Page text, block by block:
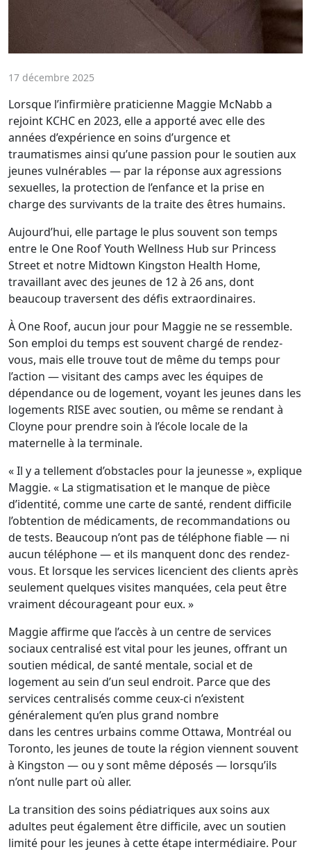
17 décembre 2025
Lorsque l’infirmière praticienne Maggie McNabb a
rejoint KCHC en 2023, elle a apporté avec elle des
années d’expérience en soins d’urgence et
traumatismes ainsi qu’une passion pour le soutien aux
jeunes vulnérables — par la réponse aux agressions
sexuelles, la protection de l’enfance et la prise en
charge des survivants de la traite des êtres humains.
Aujourd’hui, elle partage le plus souvent son temps
entre le One Roof Youth Wellness Hub sur Princess
Street et notre Midtown Kingston Health Home,
travaillant avec des jeunes de 12 à 26 ans, dont
beaucoup traversent des défis extraordinaires.
À One Roof, aucun jour pour Maggie ne se ressemble.
Son emploi du temps est souvent chargé de rendez-
vous, mais elle trouve tout de même du temps pour
l’action — visitant des camps avec les équipes de
dépendance ou de logement, voyant les jeunes dans les
logements RISE avec soutien, ou même se rendant à
Cloyne pour prendre soin à l’école locale de la
maternelle à la terminale.
« Il y a tellement d’obstacles pour la jeunesse », explique
Maggie. « La stigmatisation et le manque de pièce
d’identité, comme une carte de santé, rendent difficile
l’obtention de médicaments, de recommandations ou
de tests. Beaucoup n’ont pas de téléphone fiable — ni
aucun téléphone — et ils manquent donc des rendez-
vous. Et lorsque les services licencient des clients après
seulement quelques visites manquées, cela peut être
vraiment décourageant pour eux. »
Maggie affirme que l’accès à un centre de services
sociaux centralisé est vital pour les jeunes, offrant un
soutien médical, de santé mentale, social et de
logement au sein d’un seul endroit. Parce que des
services centralisés comme ceux-ci n’existent
généralement qu’en plus grand nombre
dans les centres urbains comme Ottawa, Montréal ou
Toronto, les jeunes de toute la région viennent souvent
à Kingston — ou y sont même déposés — lorsqu’ils
n’ont nulle part où aller.
La transition des soins pédiatriques aux soins aux
adultes peut également être difficile, avec un soutien
limité pour les jeunes à cette étape intermédiaire. Pour